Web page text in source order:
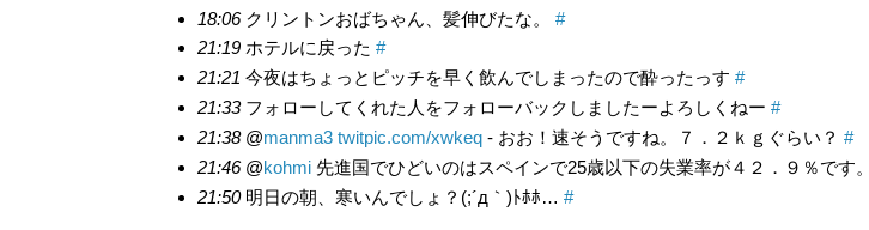
18:06クリントンおばちゃん、髪伸びたな。 #
21:19ホテルに戻った #
21:21 今夜はちょっとピッチを早く飲んでしまったので酔ったっす #
21:33フォローしてくれた人をフォローバックしましたーよろしくねー #
21:38@manma3 twitpic.com/xwkeq- おお！速そうですね。７．２ｋｇぐらい？ #
21:46@kohmi先進国でひどいのはスペインで25歳以下の失業率が４２．９％です。
21:50明日の朝、寒いんでしょ？(;´д｀)ﾄﾎﾎ… #